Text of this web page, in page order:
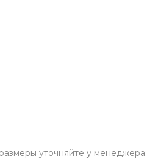
уточняйте у менеджера;